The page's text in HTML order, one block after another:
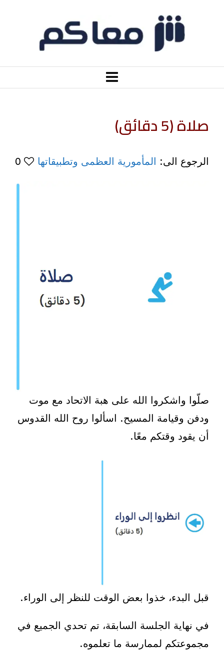
صلاة (5 دقائق)
الرجوع الى: المأمورية العظمى وتطبيقاتها 0
صلّوا واشكروا الله على هبة الاتحاد مع موت
ودفن وقيامة المسيح. اسألوا روح الله القدوس
أن يقود وقتكم معًا.
قبل البدء، خذوا بعض الوقت للنظر إلى الوراء.
في نهاية الجلسة السابقة، تم تحدي الجميع في
مجموعتكم لممارسة ما تعلموه.